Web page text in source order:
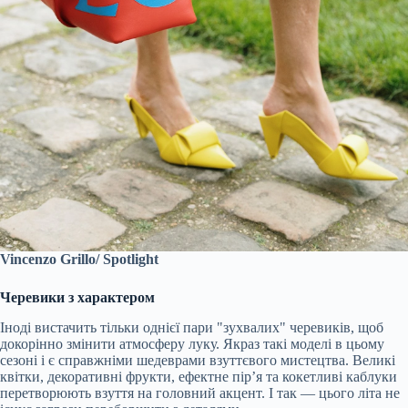
Vincenzo Grillo/ Spotlight
Черевики з характером
Іноді вистачить тільки однієї пари "зухвалих" черевиків, щоб
докорінно змінити атмосферу луку. Якраз такі моделі в цьому
сезоні і є справжніми шедеврами взуттєвого мистецтва. Великі
квітки, декоративні фрукти, ефектне пір’я та кокетливі каблуки
перетворюють взуття на головний акцент. І так — цього літа не